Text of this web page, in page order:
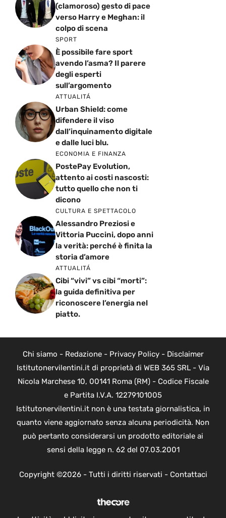
(clamoroso) gesto di pace
verso Harry e Meghan: il
colpo di scena
SPORT
È possibile fare sport
avendo l’asma? Il parere
degli esperti
sull’argomento
ATTUALITÁ
Urban Shield: come
difendere il viso
dall’inquinamento digitale
e dalle luci blu.
ECONOMIA E FINANZA
PostePay Evolution,
attento ai costi nascosti:
tutto quello che non ti
dicono
CULTURA E SPETTACOLO
Alessandro Preziosi e
Vittoria Puccini, dopo anni
la verità: perché è finita la
storia d’amore
ATTUALITÁ
Cibi “vivi” vs cibi “morti”:
la guida definitiva per
riconoscere l’energia nel
piatto.
Chi siamo - Redazione- Privacy Policy- Disclaimer
Istitutonervilentini.it di proprietà di WEB 365 SRL - Via
Nicola Marchese 10, 00141 Roma (RM) - Codice Fiscale
e Partita I.V.A. 12279101005
Istitutonervilentini.it non è una testata giornalistica, in
quanto viene aggiornato senza alcuna periodicità. Non
può pertanto considerarsi un prodotto editoriale ai
sensi della legge n. 62 del 07.03.2001
Copyright ©2026 - Tutti i diritti riservati - Contattaci